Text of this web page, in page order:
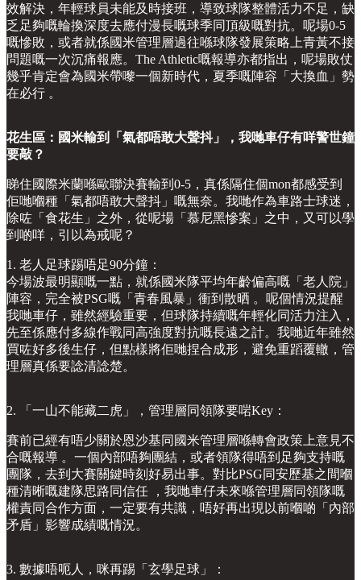
效解決，年輕球員未能及時接班，導致球隊整體活力不足，缺
乏足夠嘅輪換深度去應付漫長嘅球季同頂級嘅對抗。呢場0-5
嘅慘敗，或者就係國米管理層過往喺球隊發展策略上青黃不接
問題嘅一次沉痛報應。The Athletic嘅報導亦都指出，呢場敗仗
幾乎肯定會為國米帶嚟一個新時代，夏季嘅陣容「大換血」勢
在必行 。
花生區：國米輸到「氣都唔敢大聲抖」，我哋車仔有咩警世鐘
要敲？
睇住國際米蘭喺歐聯決賽輸到0-5，真係隔住個mon都感受到
佢哋嗰種「氣都唔敢大聲抖」嘅無奈。我哋作為車路士球迷，
除咗「食花生」之外，從呢場「慕尼黑慘案」之中，又可以學
到啲咩，引以為戒呢？
1. 老人足球踢唔足90分鐘：
今場波最明顯嘅一點，就係國米隊平均年齡偏高嘅「老人院」
陣容，完全被PSG嘅「青春風暴」衝到散晒 。呢個情況提醒
我哋車仔，雖然經驗重要，但球隊持續嘅年輕化同活力注入，
先至係應付多線作戰同高強度對抗嘅長遠之計。我哋近年雖然
買咗好多後生仔，但點樣將佢哋捏合成形，避免重蹈覆轍，管
理層真係要諗清諗楚。
2. 「一山不能藏二虎」，管理層同領隊要啱Key：
賽前已經有唔少關於恩沙基同國米管理層喺轉會政策上意見不
合嘅報導 。一個內部唔夠團結，或者領隊得唔到足夠支持嘅
團隊，去到大賽關鍵時刻好易出事。對比PSG同安歷基之間嗰
種清晰嘅建隊思路同信任 ，我哋車仔未來喺管理層同領隊嘅
權責同合作方面，一定要有共識，唔好再出現以前嗰啲「內部
矛盾」影響成績嘅情況。
3. 數據唔呃人，咪再踢「玄學足球」：